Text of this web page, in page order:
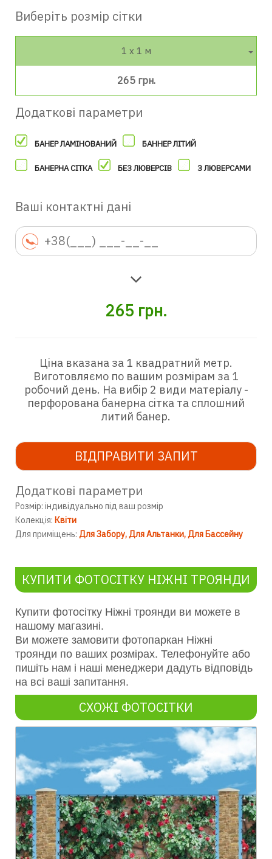
Виберіть розмір сітки
1 х 1 м
265 грн.
Додаткові параметри
БАНЕР ЛАМІНОВАНИЙ БАННЕР ЛІТИЙ
БАНЕРНА СІТКА БЕЗ ЛЮВЕРСІВ З ЛЮВЕРСАМИ
Ваші контактні дані
265 грн.
Ціна вказана за 1 квадратний метр.
Виготовляємо по вашим розмірам за 1
робочий день. На вибір 2 види матеріалу -
перфорована банерна сітка та сплошний
литий банер.
ВІДПРАВИТИ ЗАПИТ
Додаткові параметри
Розмір: індивідуально під ваш розмір
Колекція: Квіти
Для приміщень: Для Забору Для Альтанки Для Бассейну
КУПИТИ ФОТОСІТКУ НІЖНІ ТРОЯНДИ
Купити фотосітку Ніжні троянди ви можете в
нашому магазині.
Ви можете замовити фотопаркан Ніжні
троянди по ваших розмірах. Телефонуйте або
пишіть нам і наші менеджери дадуть відповідь
на всі ваші запитання.
СХОЖІ ФОТОСІТКИ